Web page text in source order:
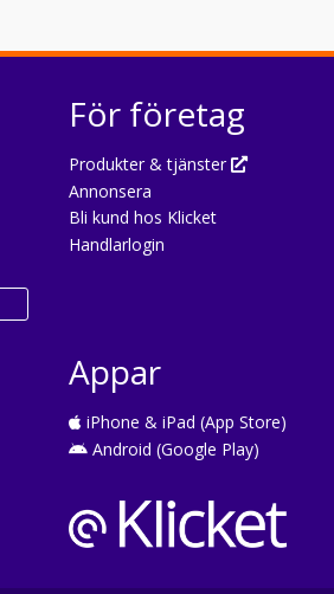
För företag
Produkter & tjänster
Annonsera
Bli kund hos Klicket
Handlarlogin
Appar
iPhone & iPad (App Store)
Android (Google Play)